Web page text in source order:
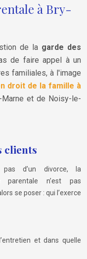
à Bry-
de la garde des
de faire appel à un
familiales, à l'image
droit de la famille à
et de Noisy-le-
clients
d’un divorce, la
parentale n’est pas
se poser : qui l’exerce
et dans quelle